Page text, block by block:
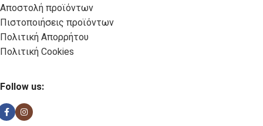
Αποστολή προϊόντων
Πιστοποιήσεις προϊόντων
Πολιτική Απορρήτου
Πολιτική Cookies
Follow us: